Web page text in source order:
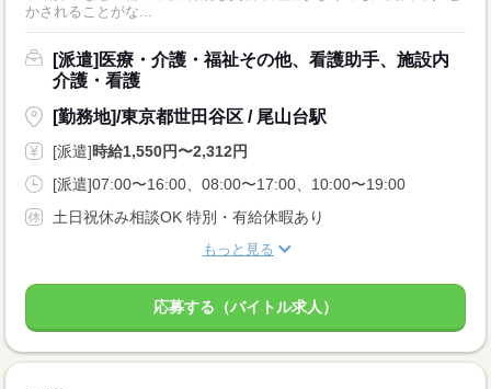
かされることがな...
[派遣]医療・介護・福祉その他、看護助手、施設内
介護・看護
[勤務地]/東京都世田谷区 / 尾山台駅
[派遣]時給1,550円〜2,312円
[派遣]07:00〜16:00、08:00〜17:00、10:00〜19:00
土日祝休み相談OK 特別・有給休暇あり
もっと見る
応募する（バイトル求人）